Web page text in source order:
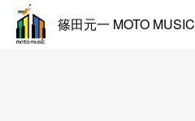
篠田元一 MOTO MUSIC